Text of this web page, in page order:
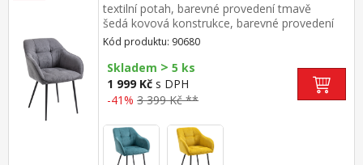
textilní potah, barevné provedení tmavě
šedá kovová konstrukce, barevné provedení
černá výška sedu 48 cm doporučená nosnost
do 120 kg
Kód produktu: 90680
Skladem > 5 ks
1 999 Kč s DPH
-41% 3 399 Kč **